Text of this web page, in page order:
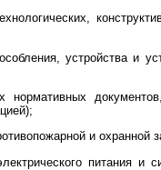
устройства и
и охранной
питания и